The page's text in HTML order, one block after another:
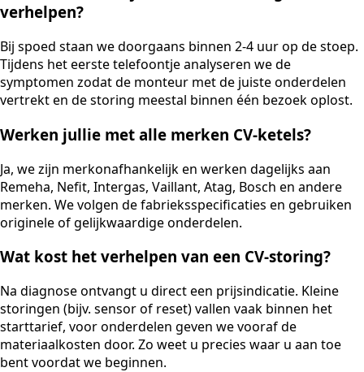
verhelpen?
Bij spoed staan we doorgaans binnen 2-4 uur op de stoep.
Tijdens het eerste telefoontje analyseren we de
symptomen zodat de monteur met de juiste onderdelen
vertrekt en de storing meestal binnen één bezoek oplost.
Werken jullie met alle merken CV-ketels?
Ja, we zijn merkonafhankelijk en werken dagelijks aan
Remeha, Nefit, Intergas, Vaillant, Atag, Bosch en andere
merken. We volgen de fabrieksspecificaties en gebruiken
originele of gelijkwaardige onderdelen.
Wat kost het verhelpen van een CV-storing?
Na diagnose ontvangt u direct een prijsindicatie. Kleine
storingen (bijv. sensor of reset) vallen vaak binnen het
starttarief, voor onderdelen geven we vooraf de
materiaalkosten door. Zo weet u precies waar u aan toe
bent voordat we beginnen.